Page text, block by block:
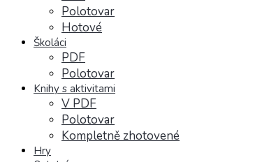
Polotovar
Hotové
Školáci
PDF
Polotovar
Knihy s aktivitami
V PDF
Polotovar
Kompletně zhotovené
Hry